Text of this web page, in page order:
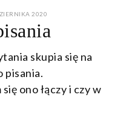
2020
2021
skupia się na
pisania.
ono łączy i czy w